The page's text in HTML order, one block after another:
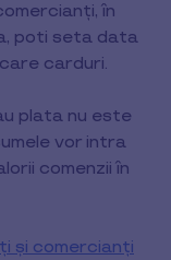
în
poti seta data
carduri.
plata nu este
vor intra
comenzii în
și comercianți